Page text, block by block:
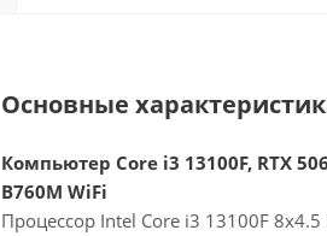
Основные
Компьютер Core i3 13100F, RTX
B760M WiFi
Процессор Intel Core i3 13100F